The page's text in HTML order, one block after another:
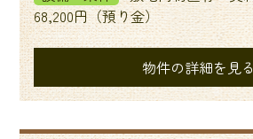
68,200円（預り金）
物件の詳細を見る